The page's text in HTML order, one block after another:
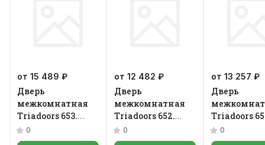
от 15 489 ₽
Дверь
межкомнатная
Triadoors 653.
Future
0
от 12 482 ₽
Дверь
межкомнатная
Triadoors 652.
Future
0
от 13 257 ₽
Дверь
Triadoors
Future
0